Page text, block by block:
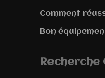
Comment
Bon
Recherche